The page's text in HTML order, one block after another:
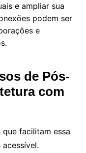
e ampliar sua
podem ser
e
de Pós-
com
facilitam essa